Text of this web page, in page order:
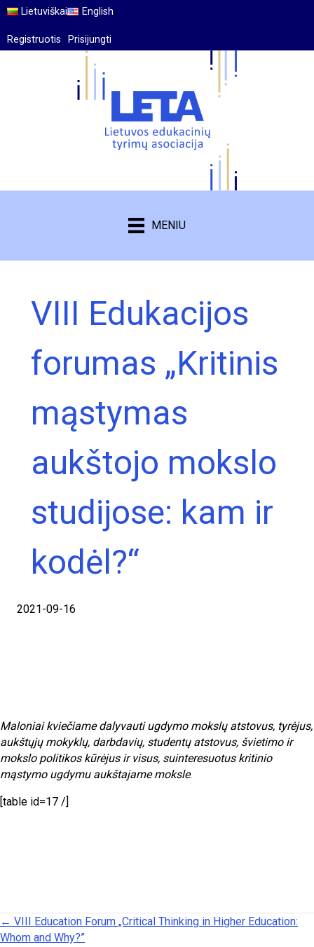
Lietuviškai English
Registruotis Prisijungti
MENIU
VIII Edukacijos
forumas „Kritinis
mąstymas
aukštojo mokslo
studijose: kam ir
kodėl?“
2021-09-16
Maloniai kviečiame dalyvauti ugdymo mokslų atstovus, tyrėjus,
aukštųjų mokyklų, darbdavių, studentų atstovus, švietimo ir
mokslo politikos kūrėjusir visus, suinteresuotus kritinio
mąstymo ugdymu aukštajame moksle.
[table id=17 /]
Posts navigation
← VIII Education Forum „Critical Thinking in Higher Education:
Whom and Why?”